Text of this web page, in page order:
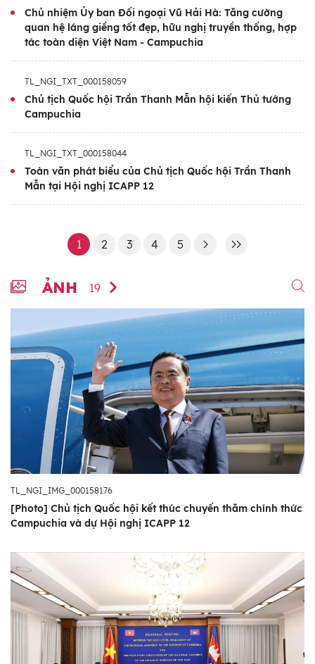
Chủ nhiệm Ủy ban Đối ngoại Vũ Hải Hà: Tăng cường
quan hệ láng giềng tốt đẹp, hữu nghị truyền thống, hợp
tác toàn diện Việt Nam - Campuchia
TL_NGI_TXT_000158059
Chủ tịch Quốc hội Trần Thanh Mẫn hội kiến Thủ tướng
Campuchia
TL_NGI_TXT_000158044
Toàn văn phát biểu của Chủ tịch Quốc hội Trần Thanh
Mẫn tại Hội nghị ICAPP 12
1 2 3 4 5
ẢNH 19
TL_NGI_IMG_000158176
[Photo] Chủ tịch Quốc hội kết thúc chuyến thăm chính thức
Campuchia và dự Hội nghị ICAPP 12